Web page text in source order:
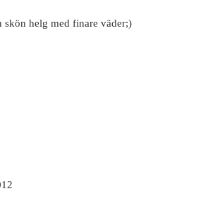
skön helg med finare väder;)